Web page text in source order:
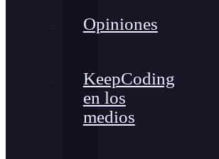
Opiniones
KeepCoding
en los
medios